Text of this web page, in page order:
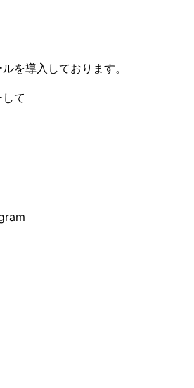
を導入しております。
て